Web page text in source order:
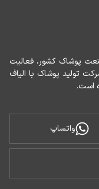
است.
واتساپ